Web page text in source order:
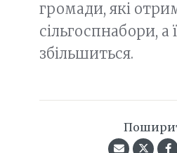
громади, які
сільгоспнабори, а
збільшиться.